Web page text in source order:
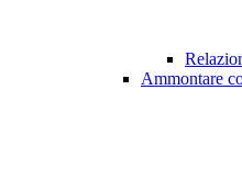
Ammontare